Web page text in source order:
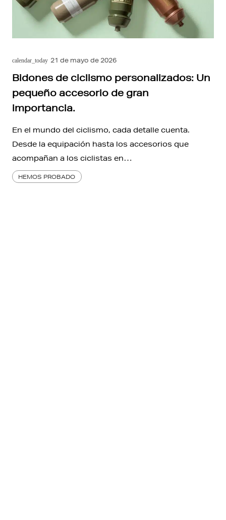
calendar_today 21 de mayo de 2026
Bidones de ciclismo personalizados: Un
pequeño accesorio de gran
importancia.
En el mundo del ciclismo, cada detalle cuenta.
Desde la equipación hasta los accesorios que
acompañan a los ciclistas en…
HEMOS PROBADO